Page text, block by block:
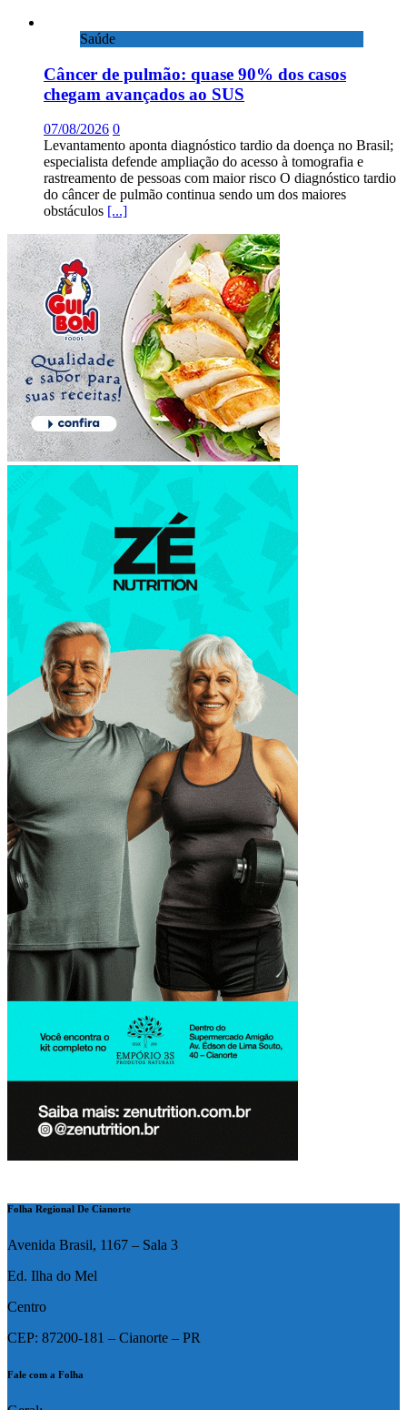
Saúde
Câncer de pulmão: quase 90% dos casos
chegam avançados ao SUS
07/08/2026 0
Levantamento aponta diagnóstico tardio da doença no Brasil;
especialista defende ampliação do acesso à tomografia e
rastreamento de pessoas com maior risco O diagnóstico tardio
do câncer de pulmão continua sendo um dos maiores
obstáculos [...]
Folha Regional De Cianorte
Avenida Brasil, 1167 – Sala 3
Ed. Ilha do Mel
Centro
CEP: 87200-181 – Cianorte – PR
Fale com a Folha